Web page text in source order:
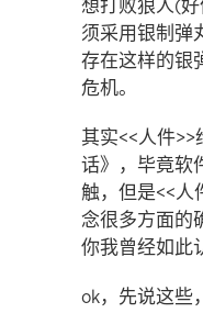
想打败狼人(
须采用银制弹
存在这样的银
危机。
其实<<人件
话》，毕竟软
触，但是<<人
念很多方面的
你我曾经如此
ok，先说这些